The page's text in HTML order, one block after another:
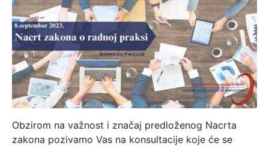
Obzirom na važnost i značaj predloženog Nacrta
zakona pozivamo Vas na konsultacije koje će se